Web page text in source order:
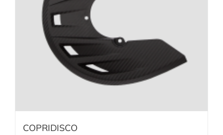
COPRIDISCO